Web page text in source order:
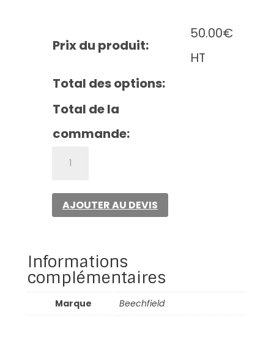
Prix du produit:
50.00€
HT
Total des options:
Total de la
commande:
snapback
trucker
AJOUTER AU DEVIS
Informations
complémentaires
Marque Beechfield